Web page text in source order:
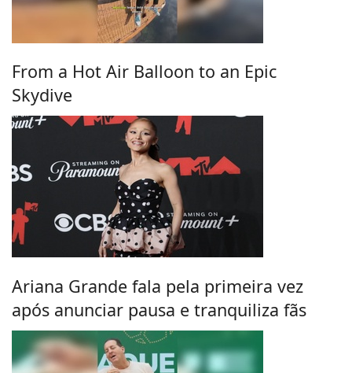
From a Hot Air Balloon to an Epic
Skydive
Ariana Grande fala pela primeira vez
após anunciar pausa e tranquiliza fãs